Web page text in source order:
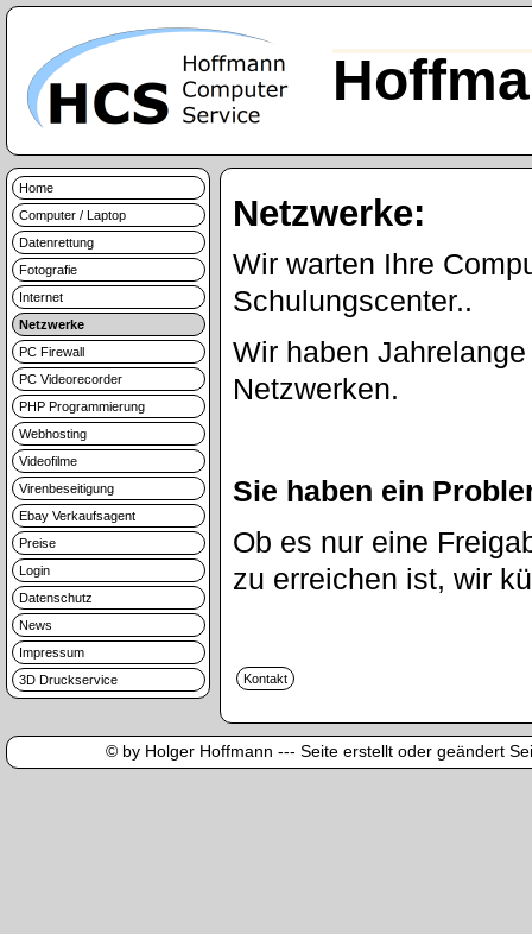
Home
Computer / Laptop
Datenrettung
Fotografie
Internet
Netzwerke
PC Firewall
PC Videorecorder
PHP Programmierung
Webhosting
Videofilme
Virenbeseitigung
Ebay Verkaufsagent
Preise
Login
Datenschutz
News
Impressum
3D Druckservice
Netzwerke:
Wir warten Ihre
Schulungscenter..
Wir haben
Netzwerken.
Sie haben ein
Ob es nur eine
zu erreichen ist, wir
© by Holger Hoffmann --- Seite erstellt oder geändert